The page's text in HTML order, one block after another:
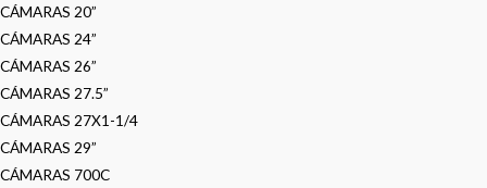
CÁMARAS 20”
CÁMARAS 24”
CÁMARAS 26”
CÁMARAS 27.5”
CÁMARAS 27X1-1/4
CÁMARAS 29”
CÁMARAS 700C